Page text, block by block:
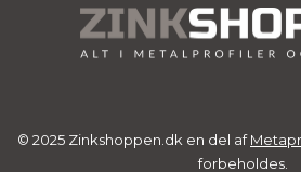
© 2025 Zinkshoppen.dk en del af
forbeholdes.